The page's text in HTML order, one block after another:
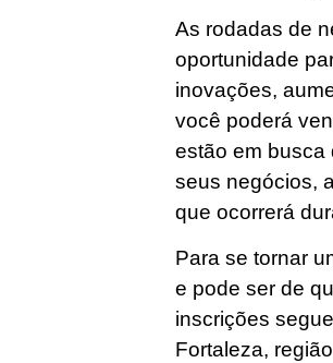
As rodadas de
oportunidade
inovações,
você poderá
estão em busca
seus negócios,
que ocorrerá
Para se tornar
e pode ser de
inscrições
Fortaleza,